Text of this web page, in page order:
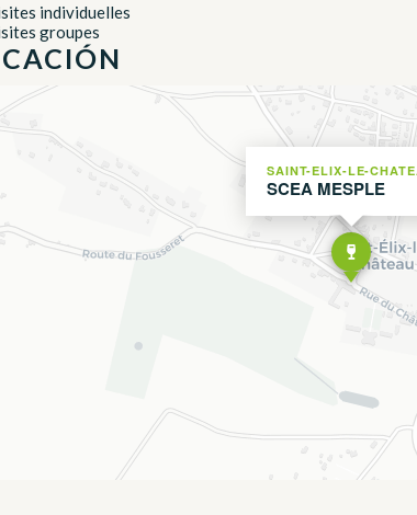
individuelles
groupes
SAINT-ELIX-LE-
SCEA MESPLE